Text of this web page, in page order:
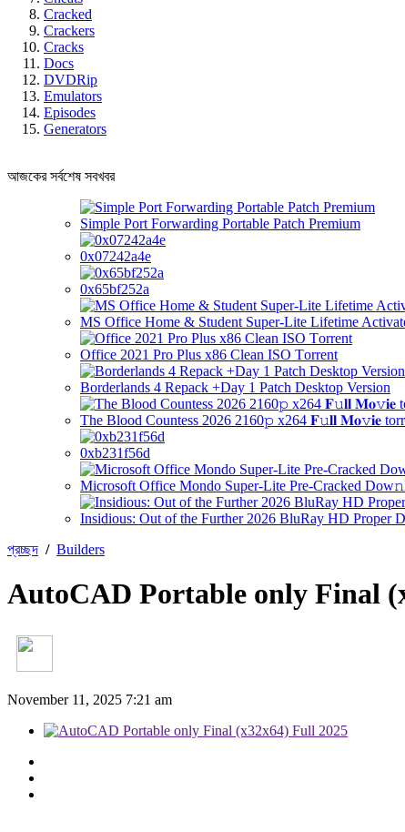
Cracked
Crackers
Cracks
Docs
DVDRip
Emulators
Episodes
Generators
আজকের সর্বশেষ সবখবর
Simple Port Forwarding Portable Patch Premium
0x07242a4e
0x65bf252a
MS Office Home & Student Super-Lite Lifetime
Office 2021 Pro Plus x86 Clean ISO Tоrrеnt
Borderlands 4 Repack +Day 1 Patch Desktop Version
The Blood Countess 2026 2160𝚙 x264 𝐅𝚞𝐥𝐥 𝐌𝐨𝚟𝐢𝐞
0xb231f56d
Microsoft Office Mondo Super-Lite Pre-Cracked
Insidious: Out of the Further 2026 BluRay HD Proper
প্রচ্ছদ / Builders
AutoCAD Portable only Final
November 11, 2025 7:21 am